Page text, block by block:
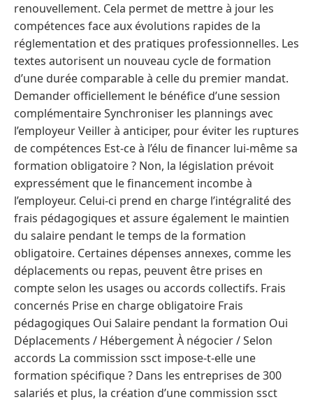
renouvellement. Cela permet de mettre à jour les
compétences face aux évolutions rapides de la
réglementation et des pratiques professionnelles. Les
textes autorisent un nouveau cycle de formation
d’une durée comparable à celle du premier mandat.
Demander officiellement le bénéfice d’une session
complémentaire Synchroniser les plannings avec
l’employeur Veiller à anticiper, pour éviter les ruptures
de compétences Est-ce à l’élu de financer lui-même sa
formation obligatoire ? Non, la législation prévoit
expressément que le financement incombe à
l’employeur. Celui-ci prend en charge l’intégralité des
frais pédagogiques et assure également le maintien
du salaire pendant le temps de la formation
obligatoire. Certaines dépenses annexes, comme les
déplacements ou repas, peuvent être prises en
compte selon les usages ou accords collectifs. Frais
concernés Prise en charge obligatoire Frais
pédagogiques Oui Salaire pendant la formation Oui
Déplacements / Hébergement À négocier / Selon
accords La commission ssct impose-t-elle une
formation spécifique ? Dans les entreprises de 300
salariés et plus, la création d’une commission ssct